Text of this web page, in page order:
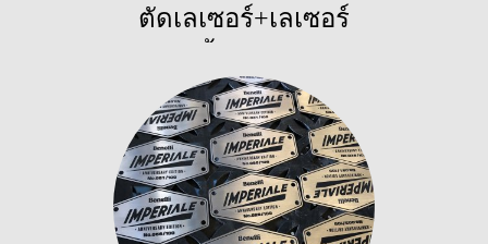
ตัดเลเซอร์+เลเซอร์